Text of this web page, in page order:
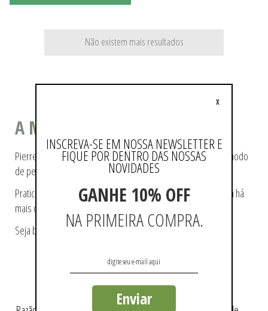
Não existem mais resultados
A MODA COMO ESTILO DE VIDA
Pierre Cardin ajudou a tecer a história da moda, pioneiro no modo
de pensá-la e de reproduzi-la.
Praticidade e modernidade fazem parte da essência da marca há
mais de 60 anos.
Seja bem-vindo a loja oficial Pierre Cardin no Brasil.
INSCREVA-SE EM NOSSA NEWSLETTER E
FIQUE POR DENTRO DAS NOSSAS
NOVIDADES
GANHE 10% OFF
NA PRIMEIRA COMPRA.
Enviar
X